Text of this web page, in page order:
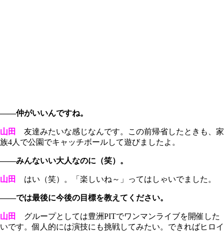
――仲がいいんですね。
山田
友達みたいな感じなんです。この前帰省したときも、家
族4人で公園でキャッチボールして遊びましたよ。
――みんないい大人なのに（笑）。
山田 はい（笑）。「楽しいね～」ってはしゃいでました。
――では最後に今後の目標を教えてください。
山田
グループとしては豊洲PITでワンマンライブを開催した
いです。個人的には演技にも挑戦してみたい。できればヒロイ